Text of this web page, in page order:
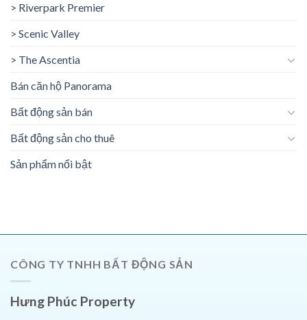
> Riverpark Premier
> Scenic Valley
> The Ascentia
Bán căn hộ Panorama
Bất động sản bán
Bất động sản cho thuê
Sản phẩm nổi bật
CÔNG TY TNHH BẤT ĐỘNG SẢN
Hưng Phúc Property